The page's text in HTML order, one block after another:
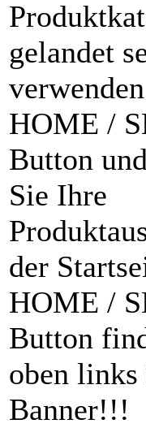
gelandet
HOME /
Button
Sie Ihre
der
HOME /
Button
oben
Banner!!!